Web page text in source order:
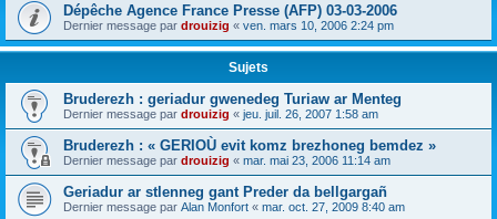
Dépêche Agence France Presse (AFP) 03-03-2006
Dernier message par drouizig « ven. mars 10, 2006 2:24 pm
Sujets
Bruderezh : geriadur gwenedeg Turiaw ar Menteg
Dernier message par drouizig « jeu. juil. 26, 2007 1:58 am
Bruderezh : « GERIOÙ evit komz brezhoneg bemdez »
Dernier message par drouizig « mar. mai 23, 2006 11:14 am
Geriadur ar stlenneg gant Preder da bellgargañ
Dernier message par Alan Monfort « mar. oct. 27, 2009 8:40 am